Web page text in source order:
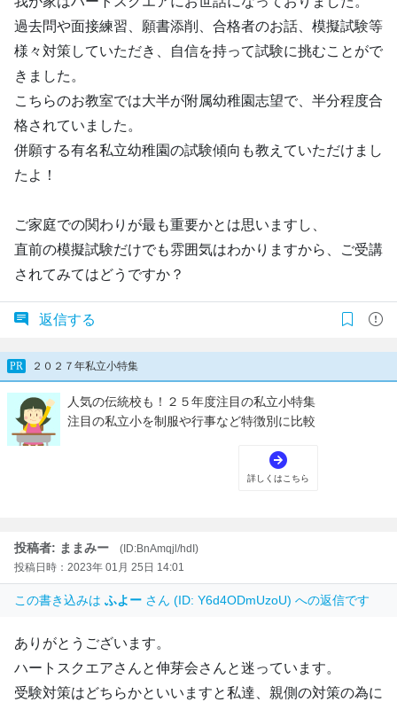
過去問や面接練習、願書添削、合格者のお話、模擬試験等
様々対策していただき、自信を持って試験に挑むことがで
きました。
こちらのお教室では大半が附属幼稚園志望で、半分程度合
格されていました。
併願する有名私立幼稚園の試験傾向も教えていただけまし
たよ！
ご家庭での関わりが最も重要かとは思いますし、
直前の模擬試験だけでも雰囲気はわかりますから、ご受講
されてみてはどうですか？
返信する
投稿者: ままみー
(ID:BnAmqjl/hdI)
投稿日時：2023年 01月 25日 14:01
この書き込みは ふよー さん (ID: Y6d4ODmUzoU) への返信です
ありがとうございます。
ハートスクエアさんと伸芽会さんと迷っています。
受験対策はどちらかといいますと私達、親側の対策の為に